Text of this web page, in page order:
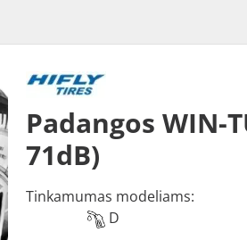
Padangos WIN-
71dB)
Tinkamumas modeliams:
D